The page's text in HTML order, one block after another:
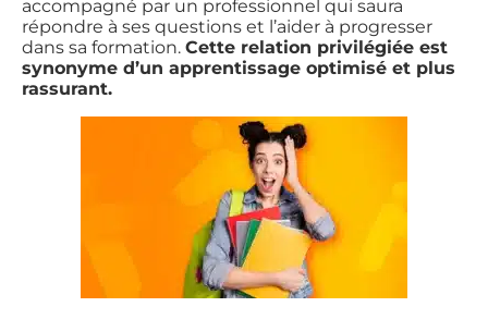
accompagné par un professionnel qui saura
répondre à ses questions et l’aider à progresser
dans sa formation. Cette relation privilégiée est
synonyme d’un apprentissage optimisé et plus
rassurant.